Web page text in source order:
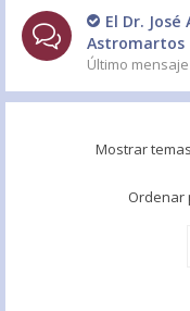
El Dr.
Astromartos
Último
Mostrar
Ordenar